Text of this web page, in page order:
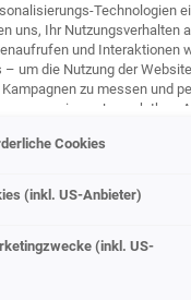
Technologien
uns, Ihr Nutzungsverhalten
und Interaktionen
um die Nutzung der
zu messen und
anzuzeigen. Je nach Ihrer
einschließlich gehashter
Ireland Ltd., die
USA weiterleiten kann. In
Cookies
(inkl. US-Anbieter)
(inkl. US-